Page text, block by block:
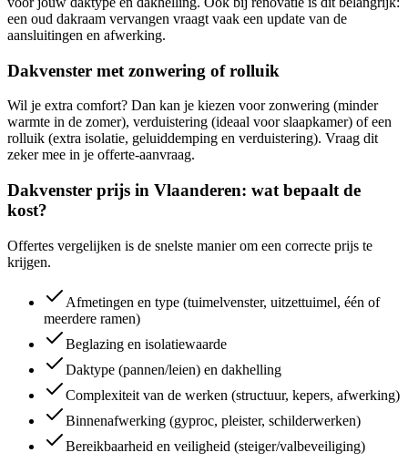
een oud dakraam vervangen vraagt vaak een update van de
aansluitingen en afwerking.
Dakvenster met zonwering of rolluik
Wil je extra comfort? Dan kan je kiezen voor zonwering (minder
warmte in de zomer), verduistering (ideaal voor slaapkamer) of een
rolluik (extra isolatie, geluiddemping en verduistering). Vraag dit
zeker mee in je offerte-aanvraag.
Dakvenster prijs in Vlaanderen: wat bepaalt de
kost?
Offertes vergelijken is de snelste manier om een correcte prijs te
krijgen.
Afmetingen en type (tuimelvenster, uitzettuimel, één of
meerdere ramen)
Beglazing en isolatiewaarde
Daktype (pannen/leien) en dakhelling
Complexiteit van de werken (structuur, kepers, afwerking)
Binnenafwerking (gyproc, pleister, schilderwerken)
Bereikbaarheid en veiligheid (steiger/valbeveiliging)